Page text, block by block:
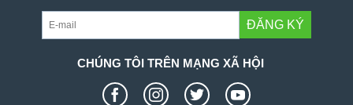
ĐĂNG KÝ
CHÚNG TÔI TRÊN MẠNG XÃ HỘI